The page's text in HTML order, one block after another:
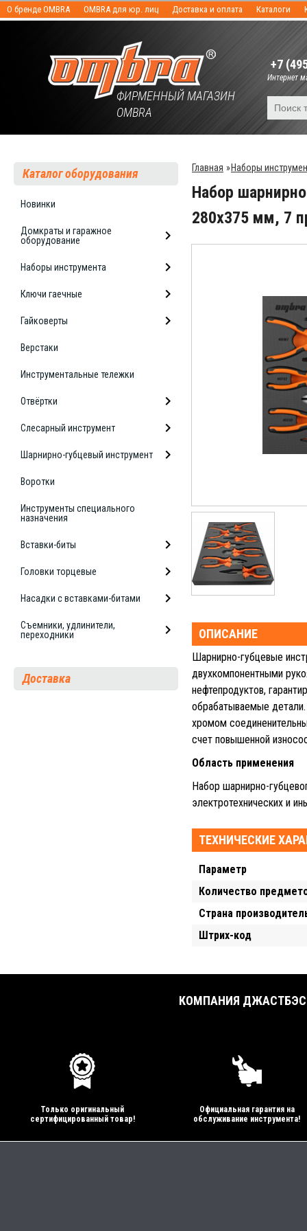
О бренде OMBRA OMBRA для юр. лиц Доставка и оплата Каталоги
ФИРМЕННЫЙ МАГАЗИН
OMBRA
+7
Интернет
Каталог оборудования
Новинки
Домкраты и гаражное
оборудование
Наборы инструмента
Ключи гаечные
Гайковерты
Верстаки
Инструментальные тележки
Отвёртки
Слесарный инструмент
Шарнирно-губцевый инструмент
Воротки
Инструменты специального
назначения
Вставки-биты
Головки торцевые
Насадки с вставками-битами
Съемники, удлинители,
переходники
Доставка
Главная »Наборы
Набор
280х375 мм, 7
ОПИСАНИЕ
Шарнирно-губцевые
двухкомпонентными
нефтепродуктов,
обрабатываемые
хромом
счет повышенной
Область применения
Набор шарнирно-
электротехнических и
ТЕХНИЧЕСКИЕ
Параметр
Количество
Страна
Штрих-код
КОМПАНИЯ
Только оригинальный
сертифицированный товар!
Официальная гарантия на
обслуживание инструмента!